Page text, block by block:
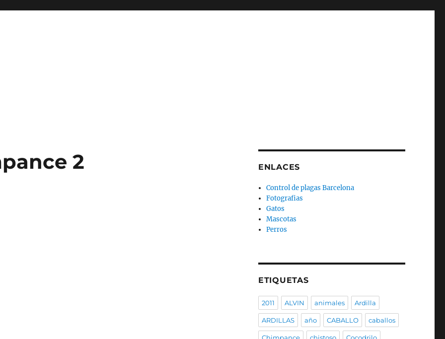
2 ENLACES
Control de plagas Barcelona
Fotografias
Gatos
Mascotas
Perros
ETIQUETAS
2011 ALVIN animales Ardilla
ARDILLAS año CABALLO caballos